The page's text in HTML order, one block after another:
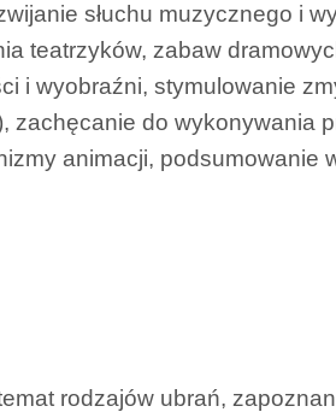
słuchu muzycznego i
teatrzyków, zabaw
i wyobraźni, stymulowanie
zachęcanie do wykonywania
animacji, podsumowanie
rodzajów ubrań,